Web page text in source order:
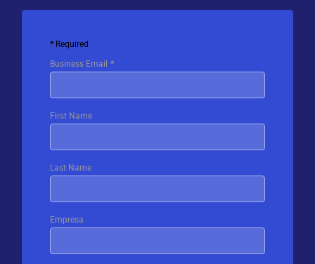
Required
Business Email
First Name
Last Name
Empresa